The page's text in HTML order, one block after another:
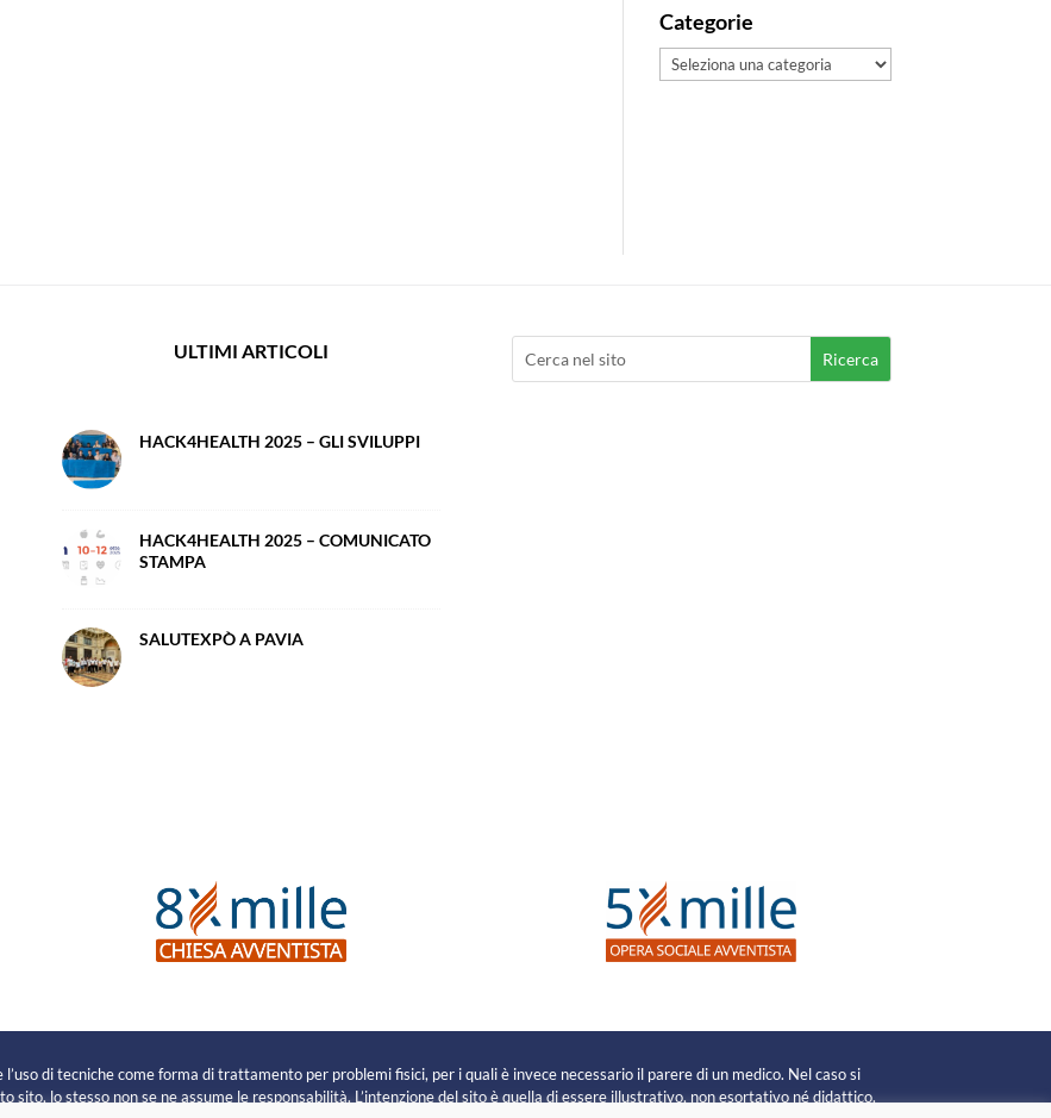
Categorie
Categorie
ULTIMI ARTICOLI
HACK4HEALTH 2025 – GLI SVILUPPI
HACK4HEALTH 2025 – COMUNICATO
STAMPA
SALUTEXPÒ A PAVIA
di tecniche come forma di trattamento per problemi fisici, per i quali è invece necessario il parere di un medico. Nel caso si
sito, lo stesso non se ne assume le responsabilità. L’intenzione del sito è quella di essere illustrativo, non esortativo né didattico.